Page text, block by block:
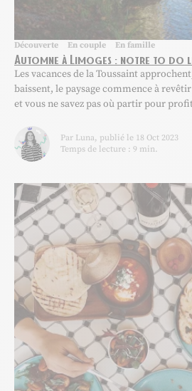
Automne à Limoges : notre to do
Découverte En couple En famille
Les vacances de la Toussaint
baissent, le paysage commence à
et vous ne savez pas où partir pour
Direction Limoges ! Parfait équilibre
Limousin, vous y trouverez forcément
Par Luna, publié le 18 Oct 2023
Temps de lecture : 9 min.